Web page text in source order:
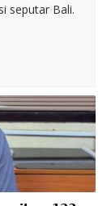
seputar Bali.